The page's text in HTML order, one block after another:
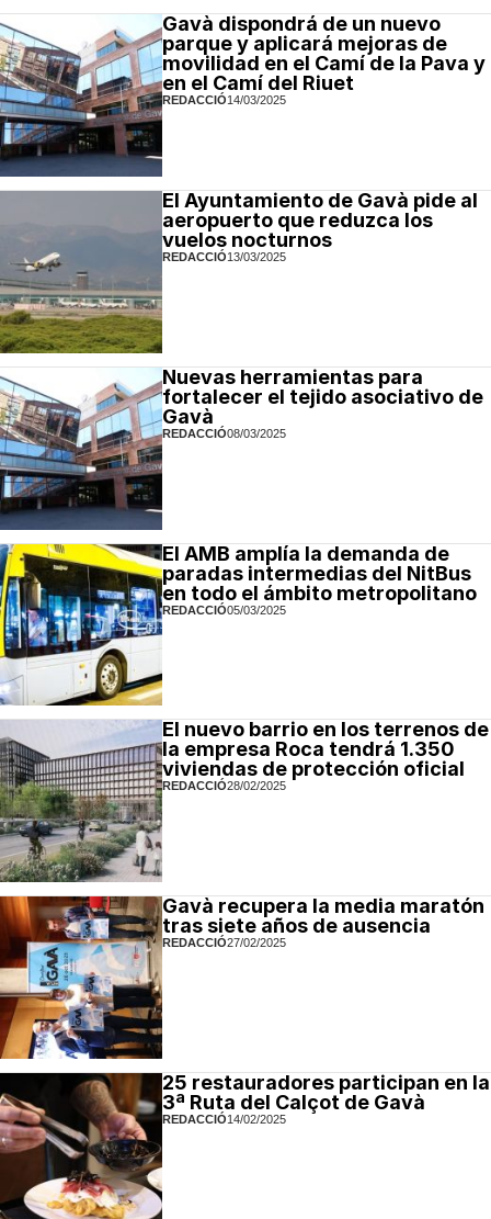
Gavà dispondrá de un nuevo
parque y aplicará mejoras de
movilidad en el Camí de la Pava y
en el Camí del Riuet
REDACCIÓ14/03/2025
El Ayuntamiento de Gavà pide al
aeropuerto que reduzca los
vuelos nocturnos
REDACCIÓ13/03/2025
Nuevas herramientas para
fortalecer el tejido asociativo de
Gavà
REDACCIÓ08/03/2025
El AMB amplía la demanda de
paradas intermedias del NitBus
en todo el ámbito metropolitano
REDACCIÓ05/03/2025
El nuevo barrio en los terrenos de
la empresa Roca tendrá 1.350
viviendas de protección oficial
REDACCIÓ28/02/2025
Gavà recupera la media maratón
tras siete años de ausencia
REDACCIÓ27/02/2025
25 restauradores participan en la
3ª Ruta del Calçot de Gavà
REDACCIÓ14/02/2025